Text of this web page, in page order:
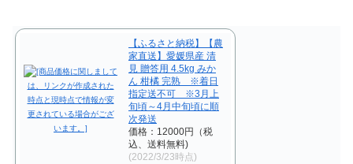
【ふるさと納税】【農
家直送】愛媛県産 清
見 贈答用 4.5kg みか
ん 柑橘 完熟 ※着日
指定送不可 ※3月上
旬頃～4月中旬頃に順
次発送
価格：12000円（税
込、送料無料)
(2022/3/23時点)